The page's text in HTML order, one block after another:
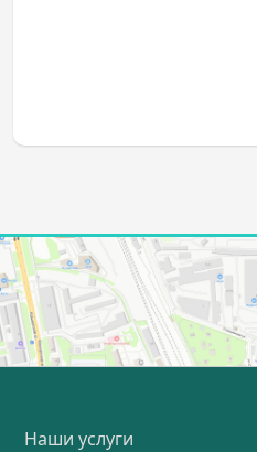
Наши услуги